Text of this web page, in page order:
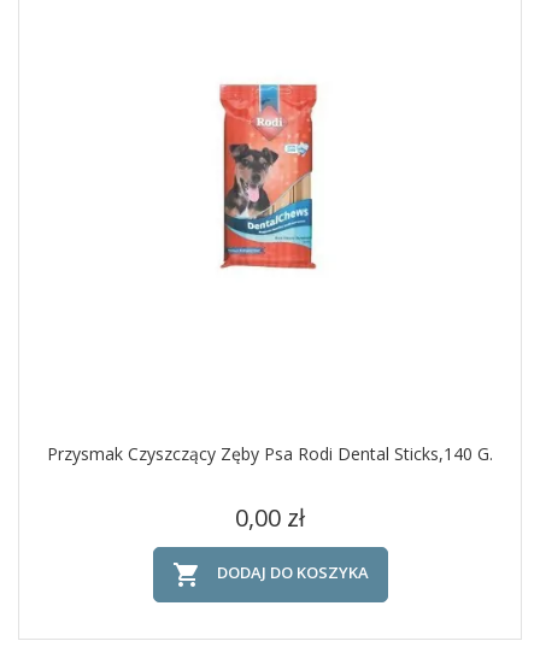
Przysmak Czyszczący Zęby Psa Rodi Dental Sticks,140 G.
Cena
0,00 zł
 DODAJ DO KOSZYKA